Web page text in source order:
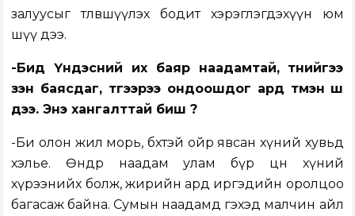
залуусыг төлөвшүүлэх бодит хэрэглэгдэхүүн юм
шүү дээ.
-Бид Үндэсний их баяр наадамтай, түүнийгээ
үзэн баясдаг, түүгээрээ ондоошдог ард түмэн шүү
дээ. Энэ хангалттай биш үү?
-Би олон жил морь, бөхтэй ойр явсан хүний хувьд
хэлье. Өнөөдөр наадам улам бүр цөөн хүний
хүрээнийх болж, жирийн ард иргэдийн оролцоо
багасаж байна. Сумын наадамд гэхэд малчин айл